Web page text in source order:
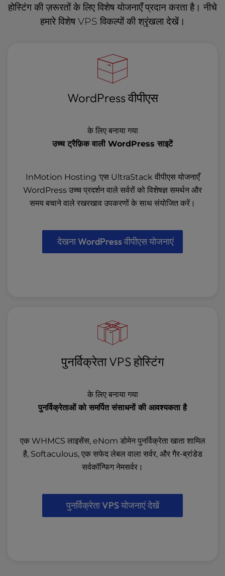
होस्टिंग की ज़रूरतों के लिए विशेष योजनाएँ प्रदान करता है। नीचे
हमारे विशेष VPS विकल्पों की श्रृंखला देखें।
WordPress वीपीएस
के लिए बनाया गया
उच्च ट्रैफ़िक वाली WordPress साइटें
InMotion Hosting 'एस UltraStack वीपीएस योजनाएँ
WordPress उच्च प्रदर्शन वाले सर्वरों को विशेषज्ञ समर्थन और
समय बचाने वाले रखरखाव उपकरणों के साथ संयोजित करें।
देखना WordPress वीपीएस योजनाएं
पुनर्विक्रेता VPS होस्टिंग
के लिए बनाया गया
पुनर्विक्रेताओं को समर्पित संसाधनों की आवश्यकता है
एक WHMCS लाइसेंस, eNom डोमेन पुनर्विक्रेता खाता शामिल
है, Softaculous, एक सफेद लेबल वाला सर्वर, और गैर-ब्रांडेड
सर्वकॉन्फिग नेमसर्वर।
पुनर्विक्रेता VPS योजनाएं देखें